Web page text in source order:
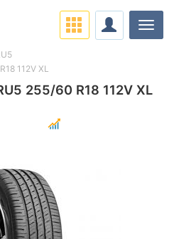
255/60 R18 112V XL
112V XL